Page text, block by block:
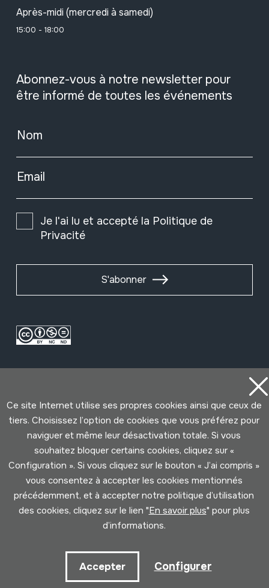
Après-midi (mercredi à samedi)
15:00 - 18:00
Abonnez-vous à notre newsletter pour
être informé de toutes les événements
Nom
Email
Je l'ai lu et accepté la Politique de
Privacité
S'abonner
Conditions d'Utilisation
Politique de Privacité
Cookies politique
Développé par Lotura
Ce site Internet utilise ses propres cookies ainsi que ceux de
tiers. Choisissez l’option de cookies que vous préférez pour
naviguer et même leur désactivation totale. Si vous
souhaitez bloquer certains cookies, cliquez sur «
Configuration ». Si vous cliquez sur le bouton « J’ai compris »
vous consentez à accepter les cookies mentionnés
précédemment, et à accepter notre politique d’utilisation
des cookies, cliquez sur le lien "En savoir plus" pour plus
d’informations.
Accepter Configurer